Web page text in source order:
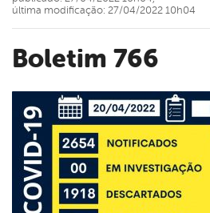
Boletim 766
última modificação: 27/04/2022 10h04